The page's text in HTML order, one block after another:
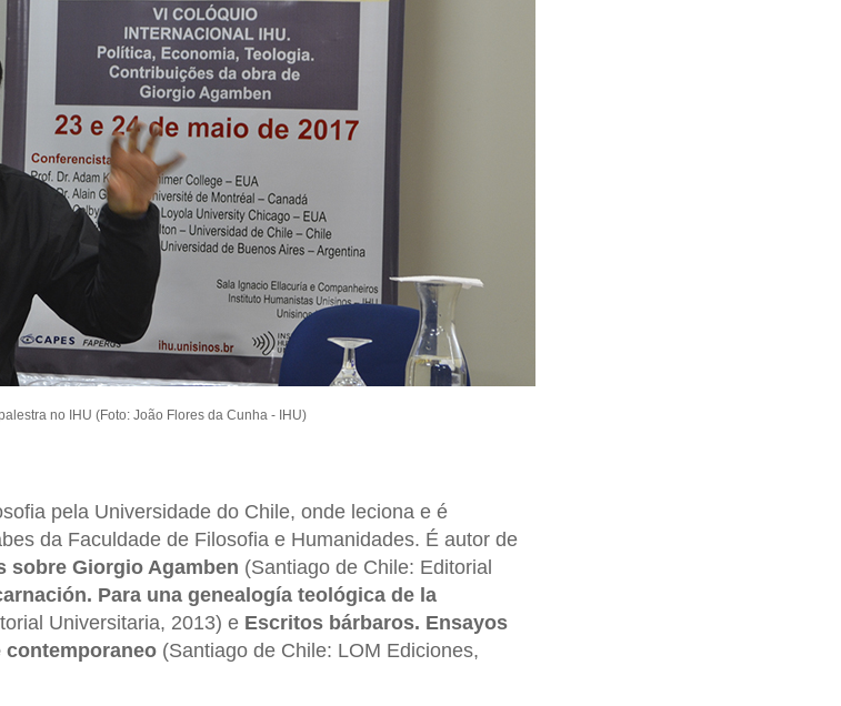
no IHU (Foto: João Flores da Cunha - IHU)
pela Universidade do Chile, onde leciona e é
da Faculdade de Filosofia e Humanidades. É autor de
sobre Giorgio Agamben (Santiago de Chile: Editorial
Para una genealogía teológica de la
Universitaria, 2013) e Escritos bárbaros. Ensayos
contemporaneo(Santiago de Chile: LOM Ediciones,